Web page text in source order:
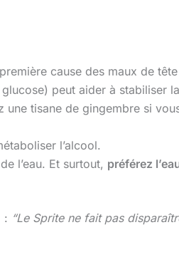
cause des maux de
peut aider à stabiliser
tisane de gingembre si
l’alcool.
l’eau. Et surtout, préférez
: “Le Sprite ne fait pas